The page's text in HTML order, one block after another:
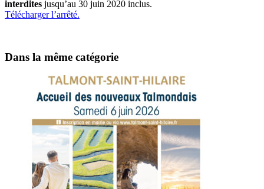
interdites jusqu’au 30 juin 2020 inclus.
Télécharger l’arrêté.
Dans la même catégorie